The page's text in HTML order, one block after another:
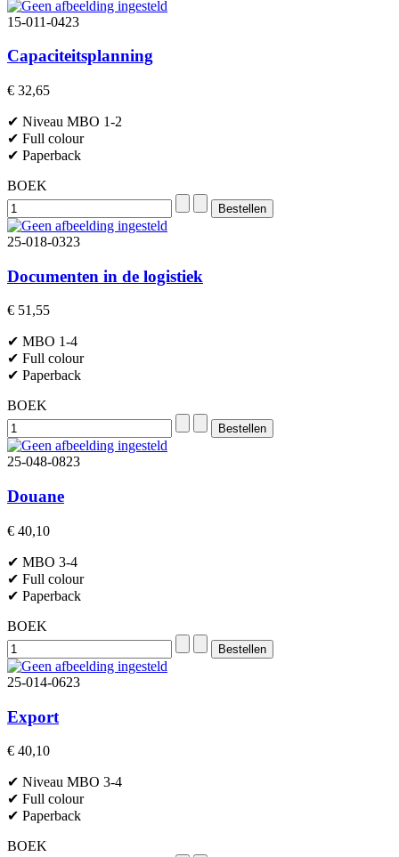
15-011-0423
Capaciteitsplanning
€ 32,65
✔ Niveau MBO 1-2
✔ Full colour
✔ Paperback
BOEK
25-018-0323
Documenten in de logistiek
€ 51,55
✔ MBO 1-4
✔ Full colour
✔ Paperback
BOEK
25-048-0823
Douane
€ 40,10
✔ MBO 3-4
✔ Full colour
✔ Paperback
BOEK
25-014-0623
Export
€ 40,10
✔ Niveau MBO 3-4
✔ Full colour
✔ Paperback
BOEK